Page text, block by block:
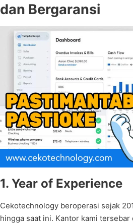
dan Bergaransi
1. Year of Experience
Cekotechnology beroperasi sejak
hingga saat ini. Kantor kami tersebar